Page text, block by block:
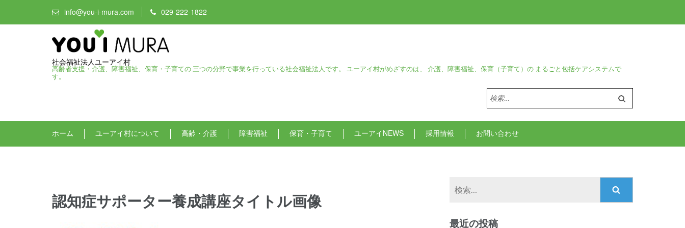
info@you-i-mura.com 029-222-1822
社会福祉法人ユーアイ村
高齢者支援・介護、障害福祉、保育・子育ての 三つの分野で事業を行っている社会福祉法人です。 ユーアイ村がめざすのは、 介護、障害福祉、保育（子育て）の まるごと包括ケアシステムで
す。
検
索:
ホーム ユーアイ村について 高齢・介護 障害福祉 保育・子育て ユーアイNEWS 採用情報 お問い合わせ
認知症サポーター養成講座タイトル画像
最近の投稿